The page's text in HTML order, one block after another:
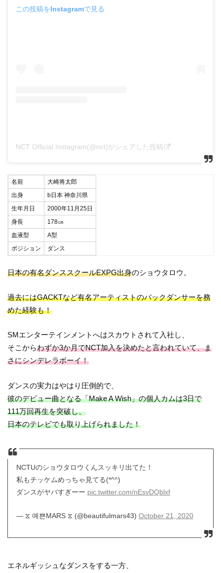
この投稿をInstagramで見る
NCT Official Instagram(@nct)がシェアした投稿
名前
大崎将太郎
出身
b日本 神奈川県
生年月日
2000年11月25日
身長
178㎝
血液型
A型
ポジション
ダンス
日本の有名ダンススクールEXPG出身のショウタロウ。
過去にはGACKTなど有名アーティストのバックダンサーを務
めた経験も！
SMエンターテインメントへはスカウトされて入社し、
そこからわずか3か月でNCT加入を決めたと言われていて、ま
さにシンデレラボーイ！
ダンスの実力はやはり圧倒的で、
彼のデビュー曲となる「Make A Wish」の個人カムは3日で
111万回再生を突破し、
日本のテレビでも取り上げられました！
NCTUのショウタロウくんスッキリ出てた！
私もチッケムめっちゃ見てる(*^^)
ダンスがヤバすぎーー pic.twitter.com/nEsvDQblxf
— ⧖ 예쁜MARS ⧖ (@beautifulmars43) October 21, 2020
エネルギッシュなダンスをする一方、